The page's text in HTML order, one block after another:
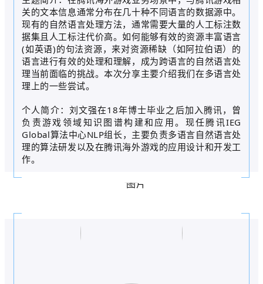
关的文本信息通常分布在几十种不同语言的数据源中。
现有的自然语言处理方法，通常需要大量的人工标注数
据集且人工标注代价高。如何能够有效的资源丰富语言
(如英语)的句法资源，来对资源稀缺（如阿拉伯语）的
语言进行有效的处理和理解，成为跨语言的自然语言处
理当前面临的挑战。本次分享主要介绍我们在多语言处
理上的一些尝试。
个人简介：刘文强在18年博士毕业之后加入腾讯，曾
负责游戏领域知识图谱构建和应用。现任腾讯IEG
Global算法中心NLP组长，主要负责多语言自然语言处
理的算法研发以及在腾讯海外游戏的应用设计和开发工
作。